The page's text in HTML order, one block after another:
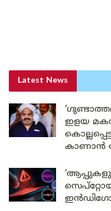
Latest News
ഇളയ
കാണാൻ
‘ആപ്പുകളുടെ